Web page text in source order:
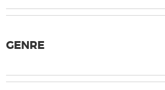
GENRE